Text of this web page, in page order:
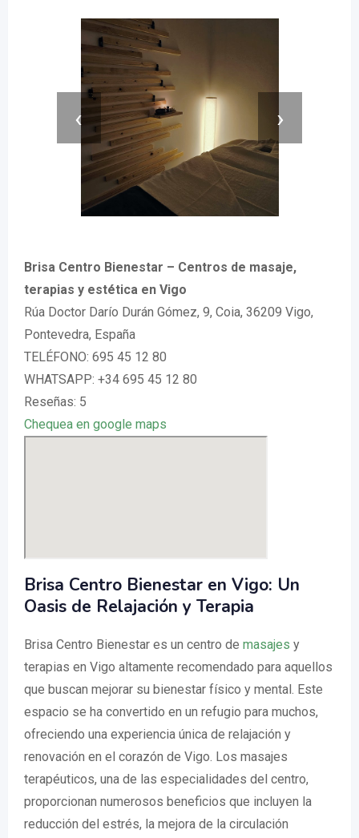
‹ ›
Brisa Centro Bienestar – Centros de masaje,
terapias y estética en Vigo
Rúa Doctor Darío Durán Gómez, 9, Coia, 36209 Vigo,
Pontevedra, España
TELÉFONO: 695 45 12 80
WHATSAPP: +34 695 45 12 80
Reseñas: 5
Chequea en google maps
Brisa Centro Bienestar en Vigo: Un
Oasis de Relajación y Terapia
Brisa Centro Bienestar es un centro de masajes y
terapias en Vigo altamente recomendado para aquellos
que buscan mejorar su bienestar físico y mental. Este
espacio se ha convertido en un refugio para muchos,
ofreciendo una experiencia única de relajación y
renovación en el corazón de Vigo. Los masajes
terapéuticos, una de las especialidades del centro,
proporcionan numerosos beneficios que incluyen la
reducción del estrés, la mejora de la circulación